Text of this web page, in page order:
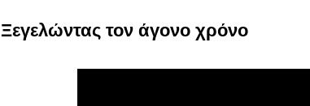
Ξεγελώντας τον άγονο χρόνο